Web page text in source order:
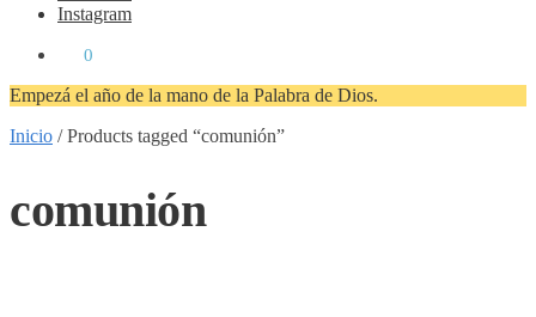
Instagram
0
Empezá el año de la mano de la Palabra de Dios.
Inicio /Products tagged “comunión”
comunión